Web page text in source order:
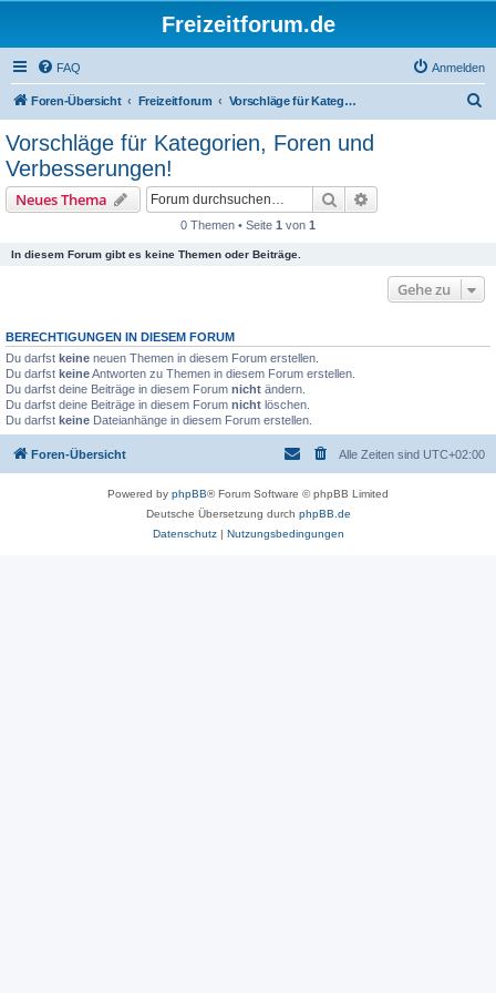
Freizeitforum.de
FAQ Anmelden
Foren-Übersicht Freizeitforum Vorschläge für Kategorien, Foren und Verbesserungen!
Vorschläge für Kategorien, Foren und
Verbesserungen!
Neues Thema Suche
0 Themen • Seite 1 von 1
In diesem Forum gibt es keine Themen oder Beiträge.
Gehe zu
BERECHTIGUNGEN IN DIESEM FORUM
Du darfst keine neuen Themen in diesem Forum erstellen.
Du darfst keineAntworten zu Themen in diesem Forum erstellen.
Du darfst deine Beiträge in diesem Forum nicht ändern.
Du darfst deine Beiträge in diesem Forum nicht löschen.
Du darfst keine Dateianhänge in diesem Forum erstellen.
Foren-Übersicht Alle Zeiten sind UTC+02:00
Powered by phpBB® Forum Software © phpBB Limited
Deutsche Übersetzung durch phpBB.de
Datenschutz| Nutzungsbedingungen